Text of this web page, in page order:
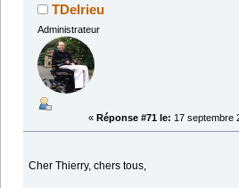
TDelrieu
Administrateur
« Réponse #71 le: 17 septembre
Cher Thierry, chers tous,